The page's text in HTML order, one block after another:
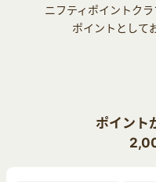
ニフティポイントク
ポイントとして
ポイント